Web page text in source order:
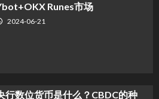
Runes市场
2024-06-21
行数位货币是什么？CBDC的种